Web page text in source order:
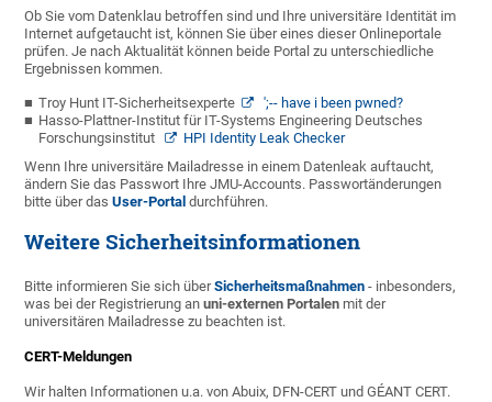
Ob Sie vom Datenklau betroffen sind und Ihre universitäre Identität im
Internet aufgetaucht ist, können Sie über eines dieser Onlineportale
prüfen. Je nach Aktualität können beide Portal zu unterschiedliche
Ergebnissen kommen.
Troy Hunt IT-Sicherheitsexperte
';-- have i been pwned?
Hasso-Plattner-Institut für IT-Systems Engineering Deutsches
Forschungsinstitut
HPI Identity Leak Checker
Wenn Ihre universitäre Mailadresse in einem Datenleak auftaucht,
ändern Sie das Passwort Ihre JMU-Accounts. Passwortänderungen
bitte über dasUser-Portal durchführen.
Weitere Sicherheitsinformationen
Bitte informieren Sie sich überSicherheitsmaßnahmen - inbesonders,
was bei der Registrierung anuni-externen Portalen mit der
universitären Mailadresse zu beachten ist.
CERT-Meldungen
Wir halten Informationen u.a. von Abuix, DFN-CERT und GÉANT CERT.